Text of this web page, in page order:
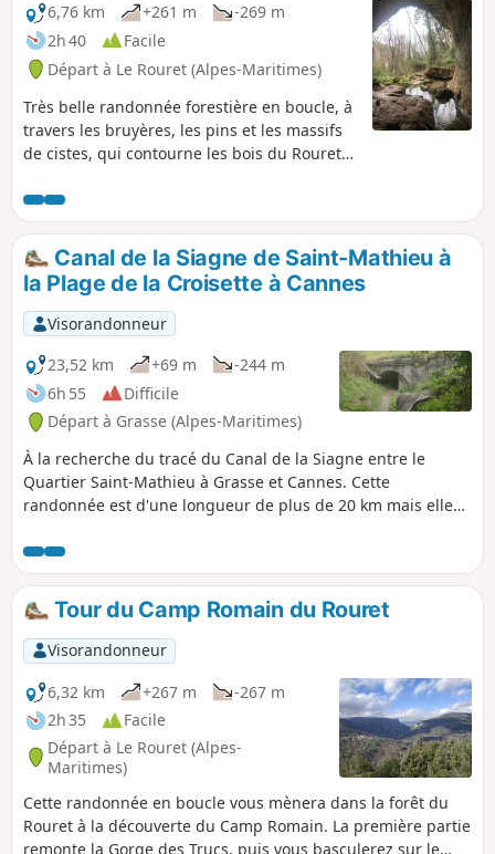
6,76 km
+261 m
-269 m
2h 40
Facile
Départ à Le Rouret (Alpes-Maritimes)
Très belle randonnée forestière en boucle, à
travers les bruyères, les pins et les massifs
de cistes, qui contourne les bois du Rouret
la cote 465 vous offrent des vues Sud sur le
littoral, et Nord vers les Gorges du Loup. La
grotte de la Baume Robert clôturera cette
très agréable balade.
Canal de la Siagne de Saint-Mathieu à
la Plage de la Croisette à Cannes
Visorandonneur
23,52 km
+69 m
-244 m
6h 55
Difficile
Départ à Grasse (Alpes-Maritimes)
À la recherche du tracé du Canal de la Siagne entre le
Quartier Saint-Mathieu à Grasse et Cannes. Cette
randonnée est d'une longueur de plus de 20 km mais elle
pour prendre soit le train ou le bus jusqu’à la gare de
Grasse.
Tour du Camp Romain du Rouret
Visorandonneur
6,32 km
+267 m
-267 m
2h 35
Facile
Départ à Le Rouret (Alpes-
Maritimes)
Cette randonnée en boucle vous mènera dans la forêt du
Rouret à la découverte du Camp Romain. La première partie
remonte la Gorge des Trucs, puis vous basculerez sur le